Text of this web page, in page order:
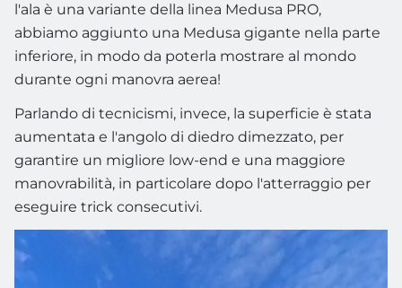
l'ala è una variante della linea Medusa PRO,
abbiamo aggiunto una Medusa gigante nella parte
inferiore, in modo da poterla mostrare al mondo
durante ogni manovra aerea!
Parlando di tecnicismi, invece, la superficie è stata
aumentata e l'angolo di diedro dimezzato, per
garantire un migliore low-end e una maggiore
manovrabilità, in particolare dopo l'atterraggio per
eseguire trick consecutivi.